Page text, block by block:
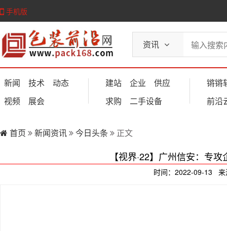
手机版
资讯
新闻 技术
动态
视频
展会
建站 企业
供应
求购
二手设备
锵锵
前沿
首页 新闻资讯 今日头条 正文
【视界·22】广州信安：专
时间：2022-09-13